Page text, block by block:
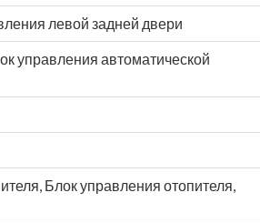
левой задней двери
управления автоматической
Блок управления отопителя,